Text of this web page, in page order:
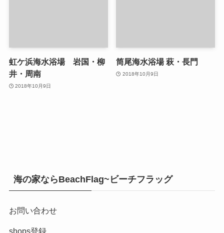
虹ケ浜海水浴場 岩国・柳
井・周南
2018年10月9日
筒尾海水浴場 萩・長門
2018年10月9日
海の家ならBeachFlag~ビーチフラッグ
お問い合わせ
shops登録